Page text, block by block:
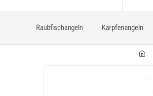
Raubfischangeln Karpfenangeln